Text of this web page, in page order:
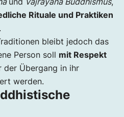
Rituale und Praktiken
bleibt jedoch das
Person soll mit Respekt
der Übergang in ihr
werden.